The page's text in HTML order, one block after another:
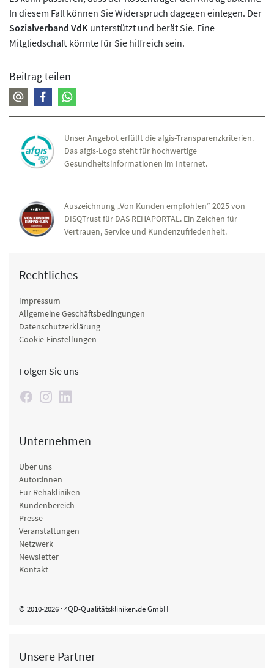
In diesem Fall können Sie Widerspruch dagegen einlegen. Der
Sozialverband VdK unterstützt und berät Sie. Eine
Mitgliedschaft könnte für Sie hilfreich sein.
Beitrag teilen
Unser Angebot erfüllt die afgis-Transparenzkriterien.
Das afgis-Logo steht für hochwertige
Gesundheitsinformationen im Internet.
Auszeichnung „Von Kunden empfohlen“ 2025 von
DISQTrust für DAS REHAPORTAL. Ein Zeichen für
Vertrauen, Service und Kundenzufriedenheit.
Rechtliches
Impressum
Allgemeine Geschäftsbedingungen
Datenschutzerklärung
Cookie-Einstellungen
Folgen Sie uns
Unternehmen
Über uns
Autor:innen
Für Rehakliniken
Kundenbereich
Presse
Veranstaltungen
Netzwerk
Newsletter
Kontakt
© 2010-2026 · 4QD-Qualitätskliniken.de GmbH
Unsere Partner